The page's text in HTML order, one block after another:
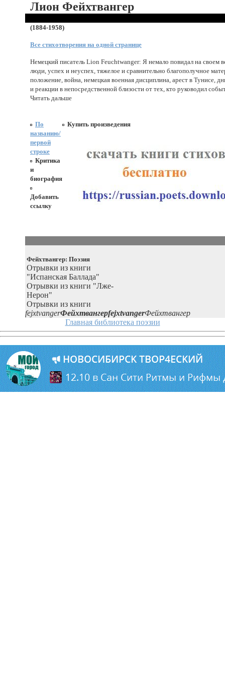
Лион Фейхтвангер
(1884-1958)
Все стихотворения на одной странице
Немецкий писатель Lion Feuchtwanger: Я немало повидал на своем
люди, успех и неуспех, тяжелое и сравнительно благополучное
положение, война, немецкая военная дисциплина, арест в Тунисе,
и реакции в непосредственной близости от тех, кто руководил
Читать дальше
По
названию/
первой
строке
Критика
и
биография
Добавить
ссылку
Купить произведения
Фейхтвангер: Поэзия
Отрывки из книги
"Испанская Баллада"
Отрывки из книги "Лже-
Нерон"
Отрывки из книги
fejxtvangerФейхтвангерfejxtvangerФейхтвангер
Главная библиотека поэзии